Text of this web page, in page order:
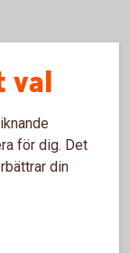
till tjänsten.
val
för dig. Det
din